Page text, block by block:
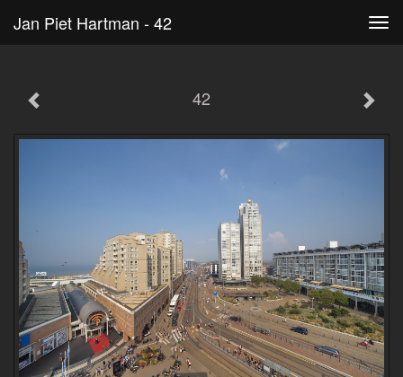
Jan Piet Hartman - 42
42